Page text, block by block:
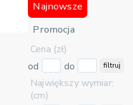
Najnowsze
Promocja
Cena (zł)
od
do filtruj
Największy wymiar:
(cm)